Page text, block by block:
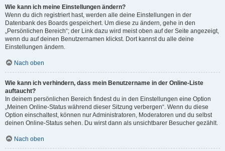
Wie kann ich meine Einstellungen ändern?
Wenn du dich registriert hast, werden alle deine Einstellungen in der
Datenbank des Boards gespeichert. Um diese zu ändern, gehe in den
„Persönlichen Bereich“; der Link dazu wird meist oben auf der Seite angezeigt,
wenn du auf deinen Benutzernamen klickst. Dort kannst du alle deine
Einstellungen ändern.
Nach oben
Wie kann ich verhindern, dass mein Benutzername in der Online-Liste
auftaucht?
In deinem persönlichen Bereich findest du in den Einstellungen eine Option
„Meinen Online-Status während dieser Sitzung verbergen“. Wenn du diese
Option einschaltest, können nur Administratoren, Moderatoren und du selbst
deinen Online-Status sehen. Du wirst dann als unsichtbarer Besucher gezählt.
Nach oben